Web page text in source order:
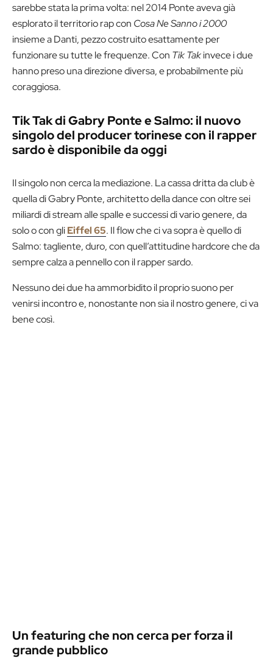
sarebbe stata la prima volta: nel 2014 Ponte aveva già
esplorato il territorio rap con Cosa Ne Sanno i 2000
insieme a Danti, pezzo costruito esattamente per
funzionare su tutte le frequenze. Con Tik Takinvece i due
hanno preso una direzione diversa, e probabilmente più
coraggiosa.
Tik Tak di Gabry Ponte e Salmo: il nuovo
singolo del producer torinese con il rapper
sardo è disponibile da oggi
Il singolo non cerca la mediazione. La cassa dritta da club è
quella di Gabry Ponte, architetto della dance con oltre sei
miliardi di stream alle spalle e successi di vario genere, da
solo o con gliEiffel 65. Il flow che ci va sopra è quello di
Salmo: tagliente, duro, con quell’attitudine hardcore che da
sempre calza a pennello con il rapper sardo.
Nessuno dei due ha ammorbidito il proprio suono per
venirsi incontro e, nonostante non sia il nostro genere, ci va
bene così.
Un featuring che non cerca per forza il
grande pubblico